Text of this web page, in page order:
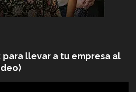
para llevar a tu empresa al